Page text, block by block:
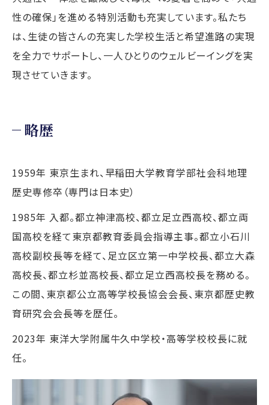
性の確保」を進める特別活動も充実しています。私たち
は、生徒の皆さんの充実した学校生活と希望進路の実現
を全力でサポートし、一人ひとりのウェルビーイングを実
現させていきます。
略歴
1959年 東京生まれ、早稲田大学教育学部社会科地理
歴史専修卒（専門は日本史）
1985年 入都。都立神津高校、都立足立西高校、都立両
国高校を経て東京都教育委員会指導主事。都立小石川
高校副校長等を経て、足立区立第一中学校長、都立大森
高校長、都立杉並高校長、都立足立西高校長を務める。
この間、東京都公立高等学校長協会会長、東京都歴史教
育研究会会長等を歴任。
2023年 東洋大学附属牛久中学校・高等学校校長に就
任。